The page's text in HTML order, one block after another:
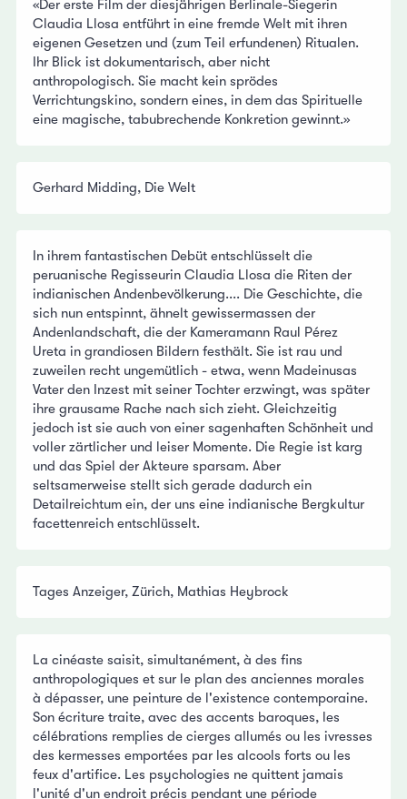
«Der erste Film der diesjährigen Berlinale-Siegerin
Claudia Llosa entführt in eine fremde Welt mit ihren
eigenen Gesetzen und (zum Teil erfundenen) Ritualen.
Ihr Blick ist dokumentarisch, aber nicht
anthropologisch. Sie macht kein sprödes
Verrichtungskino, sondern eines, in dem das Spirituelle
eine magische, tabubrechende Konkretion gewinnt.»
Gerhard Midding, Die Welt
In ihrem fantastischen Debüt entschlüsselt die
peruanische Regisseurin Claudia Llosa die Riten der
indianischen Andenbevölkerung.... Die Geschichte, die
sich nun entspinnt, ähnelt gewissermassen der
Andenlandschaft, die der Kameramann Raul Pérez
Ureta in grandiosen Bildern festhält. Sie ist rau und
zuweilen recht ungemütlich - etwa, wenn Madeinusas
Vater den Inzest mit seiner Tochter erzwingt, was später
ihre grausame Rache nach sich zieht. Gleichzeitig
jedoch ist sie auch von einer sagenhaften Schönheit und
voller zärtlicher und leiser Momente. Die Regie ist karg
und das Spiel der Akteure sparsam. Aber
seltsamerweise stellt sich gerade dadurch ein
Detailreichtum ein, der uns eine indianische Bergkultur
facettenreich entschlüsselt.
Tages Anzeiger, Zürich, Mathias Heybrock
La cinéaste saisit, simultanément, à des fins
anthropologiques et sur le plan des anciennes morales
à dépasser, une peinture de l'existence contemporaine.
Son écriture traite, avec des accents baroques, les
célébrations remplies de cierges allumés ou les ivresses
des kermesses emportées par les alcools forts ou les
feux d'artifice. Les psychologies ne quittent jamais
l'unité d'un endroit précis pendant une période